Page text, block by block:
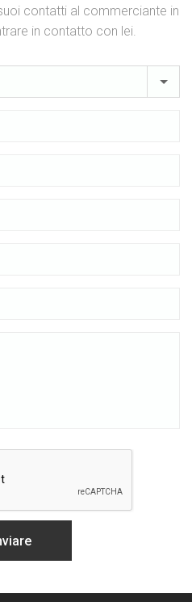
contatti al commerciante in
in contatto con lei.